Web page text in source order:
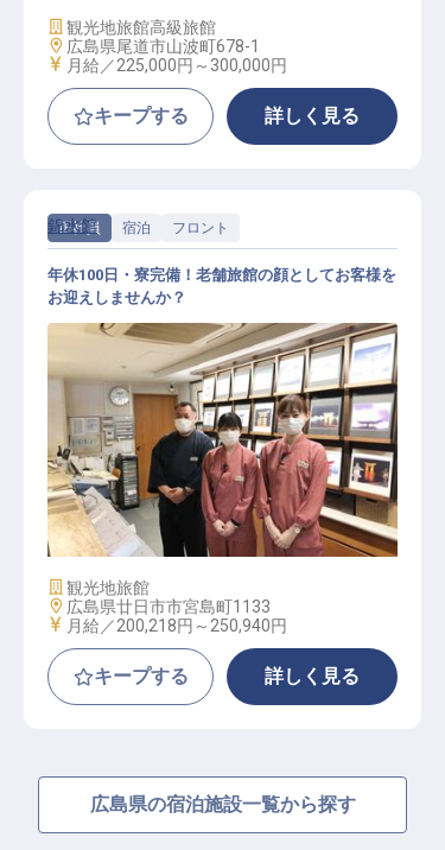
施設業態
観光地旅館高級旅館
勤務地
広島県尾道市山波町678-1
給与
月給／225,000円～ 300,000円
キープする 詳しく見る
正社員 宿泊 フロント
フロント / 正社員
錦水館
年休100日・寮完備！老舗旅館の顔としてお客様を
お迎えしませんか？
施設業態
観光地旅館
勤務地
広島県廿日市市宮島町1133
給与
月給／200,218円～ 250,940円
キープする 詳しく見る
広島県の宿泊施設一覧から探す